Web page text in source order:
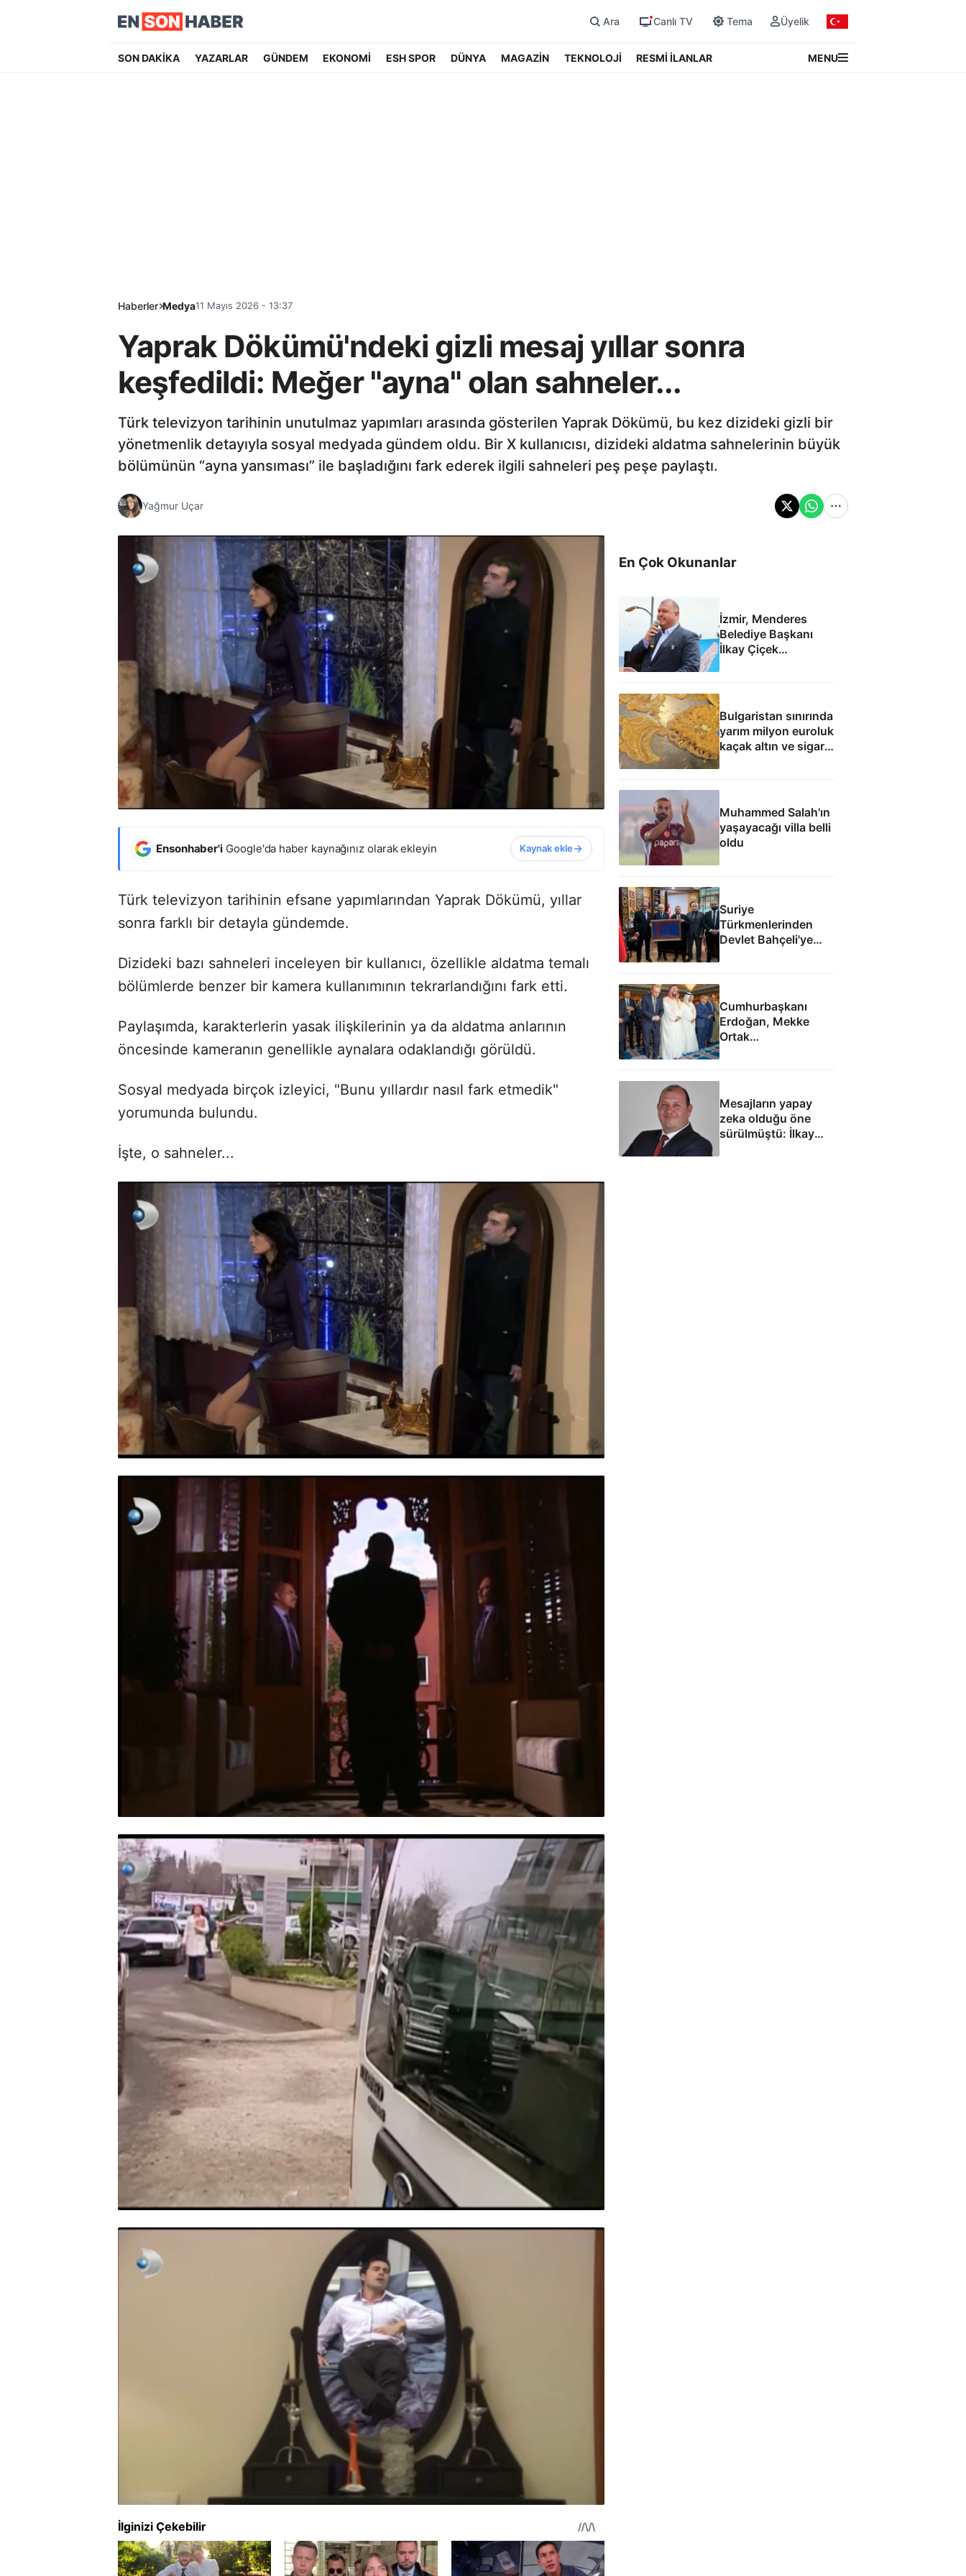
Ara Canlı TV Tema Üyelik
SON DAKİKA YAZARLAR GÜNDEM EKONOMİ ESH SPOR DÜNYA MAGAZİN TEKNOLOJİ RESMİ İLANLAR MENU
Haberler Medya11 Mayıs 2026 - 13:37
Yaprak Dökümü'ndeki gizli mesaj yıllar sonra
keşfedildi: Meğer "ayna" olan sahneler...
Türk televizyon tarihinin unutulmaz yapımları arasında gösterilen Yaprak Dökümü, bu kez dizideki gizli bir
yönetmenlik detayıyla sosyal medyada gündem oldu. Bir X kullanıcısı, dizideki aldatma sahnelerinin büyük
bölümünün “ayna yansıması” ile başladığını fark ederek ilgili sahneleri peş peşe paylaştı.
Yağmur Uçar
Ensonhaber'i Google'da haber kaynağınız olarak ekleyin Kaynak ekle
Türk televizyon tarihinin efsane yapımlarından Yaprak Dökümü, yıllar
sonra farklı bir detayla gündemde.
Dizideki bazı sahneleri inceleyen bir kullanıcı, özellikle aldatma temalı
bölümlerde benzer bir kamera kullanımının tekrarlandığını fark etti.
Paylaşımda, karakterlerin yasak ilişkilerinin ya da aldatma anlarının
öncesinde kameranın genellikle aynalara odaklandığı görüldü.
Sosyal medyada birçok izleyici, "Bunu yıllardır nasıl fark etmedik"
yorumunda bulundu.
İşte, o sahneler...
En Çok Okunanlar
İzmir, Menderes
Belediye Başkanı
İlkay Çiçek
Bulgaristan sınırında
yarım milyon euroluk
kaçak altın ve sigara
yakalandı
Muhammed Salah'ın
yaşayacağı villa belli
oldu
Suriye
Türkmenlerinden
Devlet Bahçeli'ye
yapılanma gündemi
Cumhurbaşkanı
Erdoğan, Mekke
Ortak
Anlaşması'ndan
kıldı
Mesajların yapay
zeka olduğu öne
sürülmüştü: İlkay